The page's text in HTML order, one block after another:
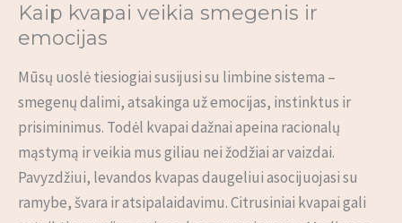
Kaip kvapai veikia smegenis ir
emocijas
Mūsų uoslė tiesiogiai susijusi su limbine sistema –
smegenų dalimi, atsakinga už emocijas, instinktus ir
prisiminimus. Todėl kvapai dažnai apeina racionalų
mąstymą ir veikia mus giliau nei žodžiai ar vaizdai.
Pavyzdžiui, levandos kvapas daugeliui asocijuojasi su
ramybe, švara ir atsipalaidavimu. Citrusiniai kvapai gali